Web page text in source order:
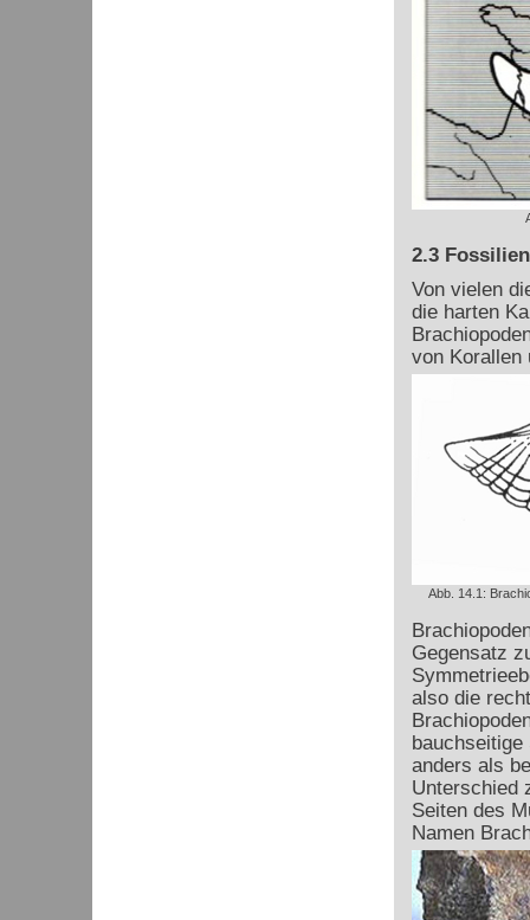
2.3 Fossilien
Von vielen
die harten
von Korallen
Abb. 14.1:
Gegensatz
also die
anders als
Unterschied
Seiten des
Namen